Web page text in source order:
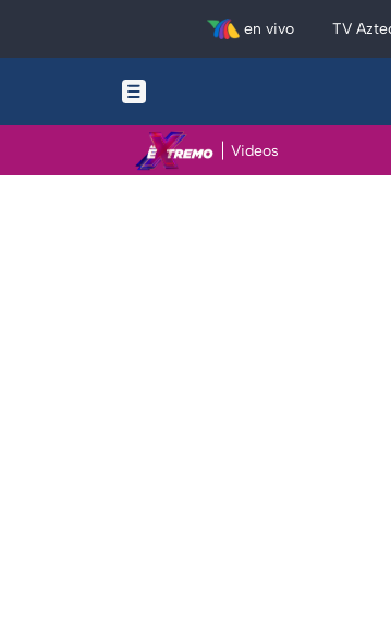
en vivo TV
Videos